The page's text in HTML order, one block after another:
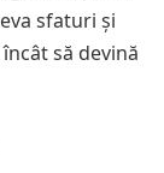
sfaturi și
să devină